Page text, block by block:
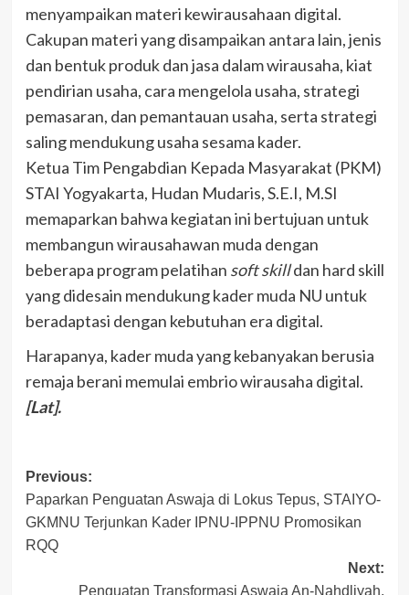
menyampaikan materi kewirausahaan digital.
Cakupan materi yang disampaikan antara lain, jenis
dan bentuk produk dan jasa dalam wirausaha, kiat
pendirian usaha, cara mengelola usaha, strategi
pemasaran, dan pemantauan usaha, serta strategi
saling mendukung usaha sesama kader.
Ketua Tim Pengabdian Kepada Masyarakat (PKM)
STAI Yogyakarta, Hudan Mudaris, S.E.I, M.SI
memaparkan bahwa kegiatan ini bertujuan untuk
membangun wirausahawan muda dengan
beberapa program pelatihan soft skilldan hard skill
yang didesain mendukung kader muda NU untuk
beradaptasi dengan kebutuhan era digital.
Harapanya, kader muda yang kebanyakan berusia
remaja berani memulai embrio wirausaha digital.
[Lat].
Post
navigation
Previous:
Paparkan Penguatan Aswaja di Lokus Tepus, STAIYO-
GKMNU Terjunkan Kader IPNU-IPPNU Promosikan
RQQ
Next:
Penguatan Transformasi Aswaja An-Nahdliyah,